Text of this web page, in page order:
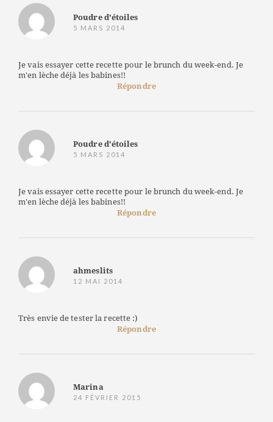
Poudre d'étoiles
5 MARS 2014
Je vais essayer cette recette pour le brunch du week-end. Je
m'en lèche déjà les babines!!
Répondre
Poudre d'étoiles
5 MARS 2014
Je vais essayer cette recette pour le brunch du week-end. Je
m'en lèche déjà les babines!!
Répondre
ahmeslits
12 MAI 2014
Très envie de tester la recette :)
Répondre
Marina
24 FÉVRIER 2015